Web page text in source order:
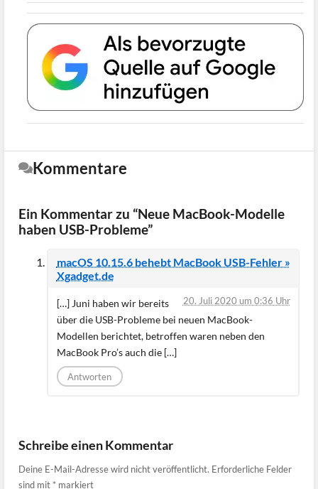
Kommentare
Ein Kommentar zu “Neue MacBook-Modelle
haben USB-Probleme”
macOS 10.15.6 behebt MacBook USB-Fehler »
Xgadget.de
20. Juli 2020 um 0:36 Uhr
[…] Juni haben wir bereits
über die USB-Probleme bei neuen MacBook-
Modellen berichtet, betroffen waren neben den
MacBook Pro’s auch die […]
Antworten
Schreibe einen Kommentar
Deine E-Mail-Adresse wird nicht veröffentlicht. Erforderliche Felder
sind mit * markiert